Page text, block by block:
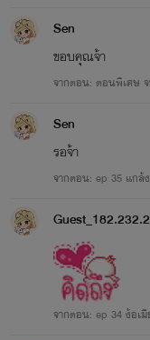
คณิตศาสตร์
มาตรา ๗ สิ่งต่อ
(๑)ข่าวประจำวั
ข่าวสารอันมิใช่งา
แผนกศิลปะ
(๒)รัฐธรรมนูญ แล
(๓)ระเบียบ ข้อ
Sen
ขอบคุณจ้า
จากตอน: ตอนพิเศษ
Sen
รอจ้า
จากตอน: ep 35 แก
จากตอน: ep 34 ง้อเมี